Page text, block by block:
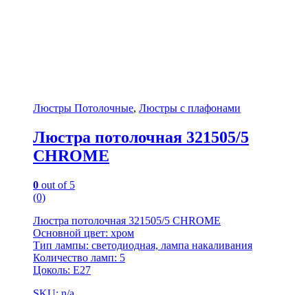
Люстры Потолочные, Люстры с плафонами
Люстра потолочная 321505/5
CHROME
0 out of 5
(0)
Люстра потолочная 321505/5 CHROME
Основной цвет: хром
Тип лампы: светодиодная, лампа накаливания
Количество ламп: 5
Цоколь: E27